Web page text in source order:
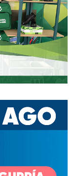
para construir
),cuando
de El
de
en Aquos, por
y acabó
de cuatro de
de rescindir o
haber
pese a 350 mil
Estatal de
entonces